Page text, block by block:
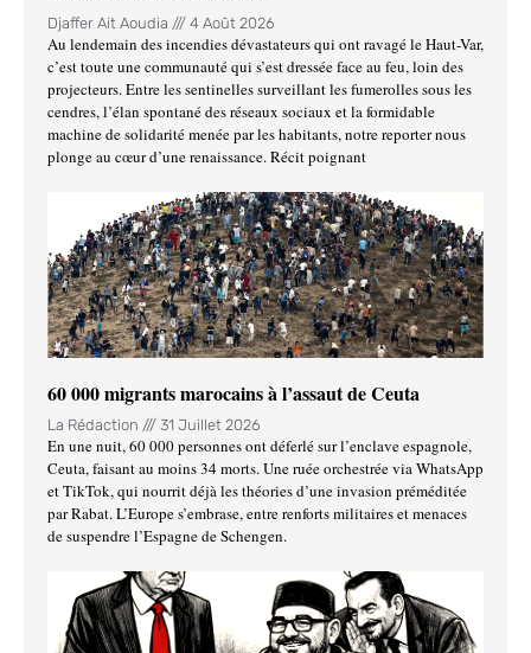
Djaffer Ait Aoudia 4 Août 2026
Au lendemain des incendies dévastateurs qui ont ravagé le Haut-Var,
c’est toute une communauté qui s’est dressée face au feu, loin des
projecteurs. Entre les sentinelles surveillant les fumerolles sous les
cendres, l’élan spontané des réseaux sociaux et la formidable
machine de solidarité menée par les habitants, notre reporter nous
plonge au cœur d’une renaissance. Récit poignant
60 000 migrants marocains à l’assaut de Ceuta
La Rédaction 31 Juillet 2026
En une nuit, 60 000 personnes ont déferlé sur l’enclave espagnole,
Ceuta, faisant au moins 34 morts. Une ruée orchestrée via WhatsApp
et TikTok, qui nourrit déjà les théories d’une invasion préméditée
par Rabat. L’Europe s’embrase, entre renforts militaires et menaces
de suspendre l’Espagne de Schengen.